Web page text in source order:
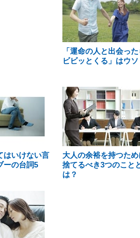
「運命の人と出会った
ビビッとくる」はウソ
はいけない言
の台詞5
大人の余裕を持つため
捨てるべき3つのこと
は？